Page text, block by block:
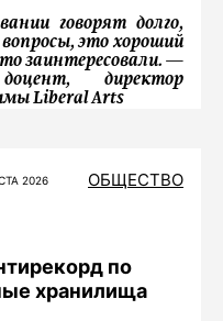
говорят долго,
это хороший
заинтересовали. —
директор
Liberal Arts
2026
ОБЩЕСТВО
по
хранилища